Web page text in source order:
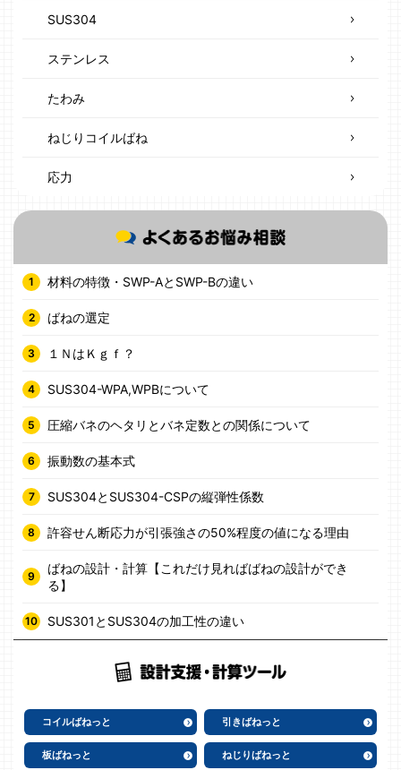
SUS304
ステンレス
たわみ
ねじりコイルばね
応力
材料の特徴・SWP-AとSWP-Bの違い
ばねの選定
１ＮはＫｇｆ？
SUS304-WPA,WPBについて
圧縮バネのヘタリとバネ定数との関係について
振動数の基本式
SUS304とSUS304-CSPの縦弾性係数
許容せん断応力が引張強さの50%程度の値になる理由
ばねの設計・計算【これだけ見ればばねの設計ができ
る】
SUS301とSUS304の加工性の違い
コイルばねっと 引きばねっと
板ばねっと ねじりばねっと